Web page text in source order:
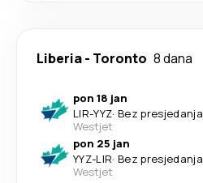
Liberia- Toronto 8 dana
pon 18 jan
LIR-YYZ· Bez presjedanja
Westjet
pon 25 jan
YYZ-LIR· Bez presjedanja
Westjet